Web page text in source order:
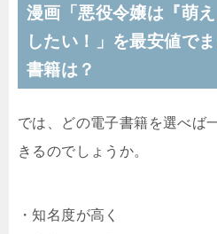
漫画「悪役令嬢は『萌
したい！」を最安値で
書籍は？
では、どの電子書籍を選べば
きるのでしょうか。
・知名度が高く